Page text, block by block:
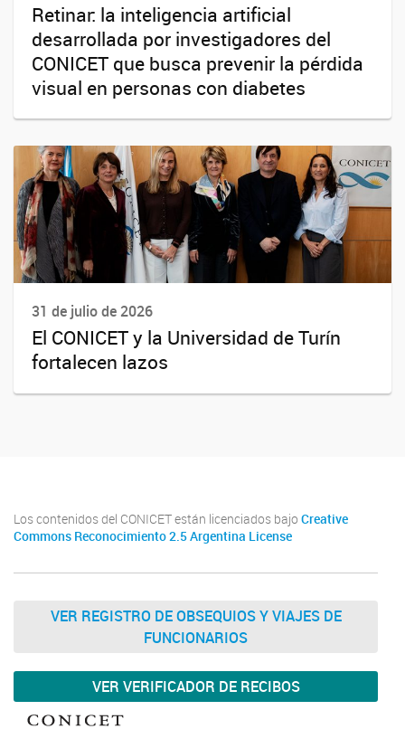
Retinar: la inteligencia artificial
desarrollada por investigadores del
CONICET que busca prevenir la pérdida
visual en personas con diabetes
31 de julio de 2026
El CONICET y la Universidad de Turín
fortalecen lazos
Los contenidos del CONICET están licenciados bajo Creative
Commons Reconocimiento 2.5 Argentina License
VER REGISTRO DE OBSEQUIOS Y VIAJES DE
FUNCIONARIOS
VER VERIFICADOR DE RECIBOS